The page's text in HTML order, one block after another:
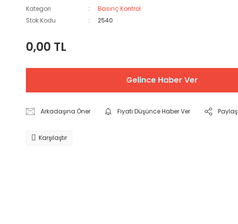
Kategori
Basınç Kontrol
Stok Kodu
2540
0,00 TL
Gelince Haber Ver
Arkadaşına Öner Fiyatı Düşünce Haber Ver Paylaş
Karşılaştır